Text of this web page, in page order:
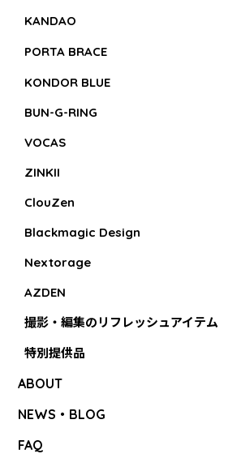
KANDAO
PORTA BRACE
KONDOR BLUE
BUN-G-RING
VOCAS
ZINKII
ClouZen
Blackmagic Design
Nextorage
AZDEN
撮影・編集のリフレッシュアイテム
特別提供品
ABOUT
NEWS・BLOG
FAQ